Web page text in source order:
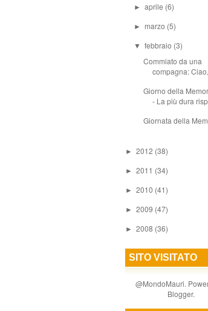
►aprile (6)
► marzo (5)
▼febbraio (3)
Commiato da una
compagna:
Giorno della
- La più dura
Giornata della
► 2012 (38)
► 2011 (34)
► 2010 (41)
► 2009 (47)
► 2008 (36)
SITO VISITATO
@MondoMauri.
Blogger.